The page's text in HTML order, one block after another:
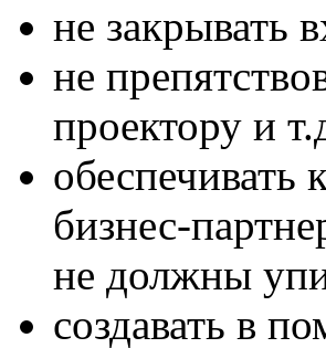
не закрывать
не
проектору и
обеспечивать
бизнес-
не должны
создавать в